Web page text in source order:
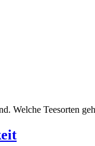
Welche Teesorten